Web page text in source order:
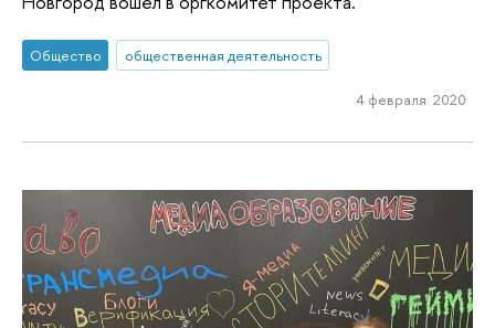
Общество общественная деятельность
4 февраля 2020